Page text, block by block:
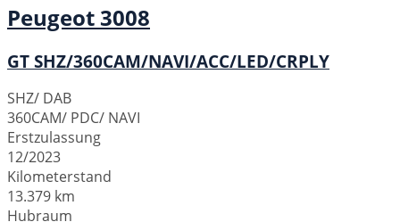
Peugeot 3008
GT SHZ/360CAM/NAVI/ACC/LED/CRPLY
SHZ/ DAB
360CAM/ PDC/ NAVI
Erstzulassung
12/2023
Kilometerstand
13.379 km
Hubraum